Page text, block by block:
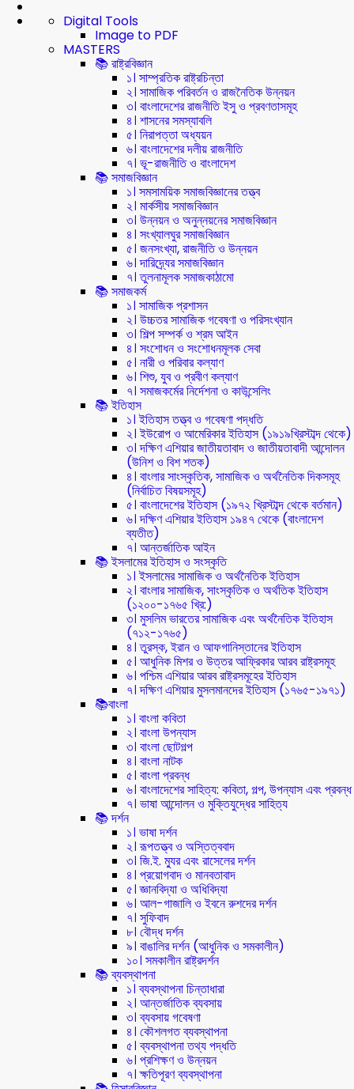
Digital Tools
Image to PDF
MASTERS
📚 রাষ্ট্রবিজ্ঞান
১। সাম্প্রতিক রাষ্ট্রচিন্তা
২। সামাজিক পরিবর্তন ও রাজনৈতিক উন্নয়ন
৩। বাংলাদেশের রাজনীতি ইসু ও প্রবণতাসমূহ
৪। শাসনের সমস্যাবলি
৫। নিরাপত্তা অধ্যয়ন
৬। বাংলাদেশের দলীয় রাজনীতি
৭। ভূ-রাজনীতি ও বাংলাদেশ
📚 সমাজবিজ্ঞান
১। সমসাময়িক সমাজবিজ্ঞানের তত্ত্ব
২। মার্কসীয় সমাজবিজ্ঞান
৩। উন্নয়ন ও অনুন্নয়নের সমাজবিজ্ঞান
৪। সংখ্যালঘুর সমাজবিজ্ঞান
৫। জনসংখ্যা, রাজনীতি ও উন্নয়ন
৬। দারিদ্র্যের সমাজবিজ্ঞান
৭। তুলনামূলক সমাজকাঠামো
📚 সমাজকর্ম
১। সামাজিক প্রশাসন
২। উচ্চতর সামাজিক গবেষণা ও পরিসংখ্যান
৩। শিল্প সম্পর্ক ও শ্রম আইন
৪। সংশোধন ও সংশোধনমূলক সেবা
৫। নারী ও পরিবার কল্যাণ
৬। শিশু, যুব ও প্রবীণ কল্যাণ
৭। সমাজকর্মের নির্দেশনা ও কাউন্সেলিং
📚 ইতিহাস
১। ইতিহাস তত্ত্ব ও গবেষণা পদ্ধতি
২। ইউরোপ ও আমেরিকার ইতিহাস (১৯১৯খ্রিস্টাব্দ থেকে)
৩। দক্ষিণ এশিয়ার জাতীয়তাবাদ ও জাতীয়তাবাদী আন্দোলন
(উনিশ ও বিশ শতক)
৪। বাংলার সাংস্কৃতিক, সামাজিক ও অর্থনৈতিক দিকসমূহ
(নির্বাচিত বিষয়সমূহ)
৫। বাংলাদেশের ইতিহাস (১৯৭২ খ্রিস্টাব্দ থেকে বর্তমান)
৬। দক্ষিণ এশিয়ার ইতিহাস ১৯৪৭ থেকে (বাংলাদেশ
ব্যতীত)
৭। আন্তর্জাতিক আইন
📚 ইসলামের ইতিহাস ও সংস্কৃতি
১। ইসলামের সামাজিক ও অর্থনৈতিক ইতিহাস
২। বাংলার সামাজিক, সাংস্কৃতিক ও অর্থতিক ইতিহাস
(১২০০-১৭৬৫ খ্রি:)
৩। মুসলিম ভারতের সামাজিক এবং অর্থনৈতিক ইতিহাস
(৭১২-১৭৬৫)
৪। তুরস্ক, ইরান ও আফগানিস্তানের ইতিহাস
৫। আধুনিক মিশর ও উত্তর আফ্রিকার আরব রাষ্ট্রসমূহ
৬। পশ্চিম এশিয়ার আরব রাষ্ট্রসমূহের ইতিহাস
৭। দক্ষিণ এশিয়ার মুসলমানদের ইতিহাস (১৭৬৫-১৯৭১)
📚বাংলা
১। বাংলা কবিতা
২। বাংলা উপন্যাস
৩। বাংলা ছোটগল্প
৪। বাংলা নাটক
৫। বাংলা প্রবন্ধ
৬। বাংলাদেশের সাহিত্য: কবিতা, গল্প, উপন্যাস এবং প্রবন্ধ
৭। ভাষা আন্দোলন ও মুক্তিযুদ্ধের সাহিত্য
📚 দর্শন
১। ভাষা দর্শন
২। রূপতত্ত্ব ও অস্তিত্ববাদ
৩। জি.ই. ম্যুর এবং রাসেলের দর্শন
৪। প্রয়োগবাদ ও মানবতাবাদ
৫। জ্ঞানবিদ্যা ও অধিবিদ্যা
৬। আল-গাজালি ও ইবনে রুশদের দর্শন
৭। সুফিবাদ
৮। বৌদ্ধ দর্শন
৯। বাঙালির দর্শন (আধুনিক ও সমকালীন)
১০। সমকালীন রাষ্ট্রদর্শন
📚 ব্যবস্থাপনা
১। ব্যবস্থাপনা চিন্তাধারা
২। আন্তর্জাতিক ব্যবসায়
৩। ব্যবসায় গবেষণা
৪। কৌশলগত ব্যবস্থাপনা
৫। ব্যবস্থাপনা তথ্য পদ্ধতি
৬। প্রশিক্ষণ ও উন্নয়ন
৭। ক্ষতিপূরণ ব্যবস্থাপনা